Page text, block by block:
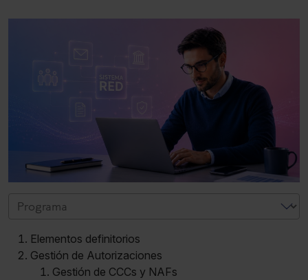
Elementos definitorios
Gestión de Autorizaciones
Gestión de CCCs y NAFs